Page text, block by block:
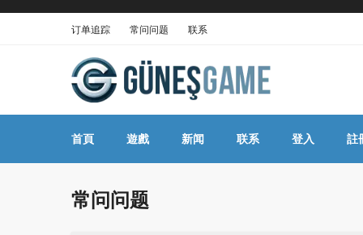
订单追踪 常问问题 联系
首頁 遊戲 新闻 联系 登入 註
常问问题